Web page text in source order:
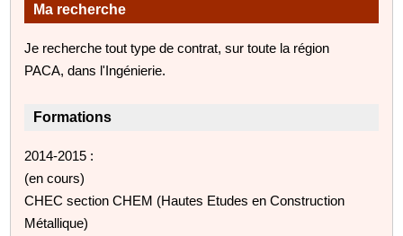
Ma recherche
Je recherche tout type de contrat, sur toute la région
PACA, dans l'Ingénierie.
Formations
2014-2015 :
(en cours)
CHEC section CHEM (Hautes Etudes en Construction
Métallique)